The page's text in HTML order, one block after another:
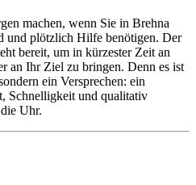
machen, wenn Sie in Brehna
und plötzlich Hilfe benötigen. Der
bereit, um in kürzester Zeit an
an Ihr Ziel zu bringen. Denn es ist
ein Versprechen: ein
Schnelligkeit und qualitativ
Uhr.